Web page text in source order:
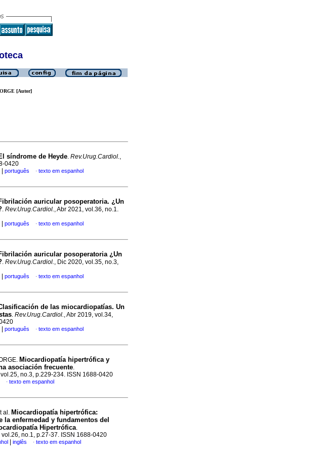
[Autor]
síndrome de Heyde. Rev.Urug.Cardiol.,
0420
português · texto em espanhol
auricular posoperatoria. ¿Un
. Rev.Urug.Cardiol., Abr 2021, vol.36, no.1.
português · texto em espanhol
auricular posoperatoria ¿Un
. Rev.Urug.Cardiol., Dic 2020, vol.35, no.3,
português · texto em espanhol
de las miocardiopatías. Un
. Rev.Urug.Cardiol., Abr 2019, vol.34,
português · texto em espanhol
Miocardiopatía hipertrófica y
asociación frecuente.
no.3, p.229-234. ISSN 1688-0420
· texto em espanhol
al. Miocardiopatía hipertrófica:
la enfermedad y fundamentos del
Hipertrófica.
vol.26, no.1, p.27-37. ISSN 1688-0420
inglês · texto em espanhol